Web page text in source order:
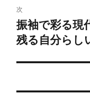
ゲ
ー
シ
ン
次
次
の
稿:
振袖で彩る現
残る自分らし